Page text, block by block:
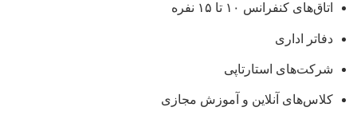
اتاق‌های کنفرانس ۱۰ تا ۱۵ نفره
دفاتر اداری
شرکت‌های استارتاپی
کلاس‌های آنلاین و آموزش مجازی